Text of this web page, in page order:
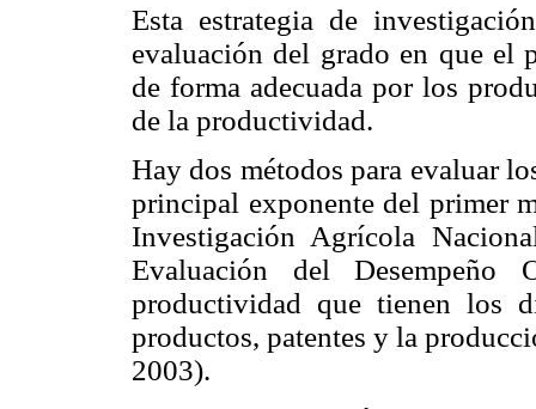
Esta estrategia de
evaluación del grado en que el
de forma adecuada por los
de la productividad.
Hay dos métodos para evaluar
principal exponente del primer
Investigación Agrícola
Evaluación del Desempeño
productividad que tienen los
productos, patentes y la
2003).